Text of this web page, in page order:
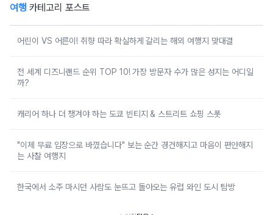
여행 카테고리 포스트
어린이 VS 어른이! 취향 따라 확실하게 갈리는 해외 여행지 맞대결
전 세계 디즈니랜드 순위 TOP 10! 가장 방문자 수가 많은 성지는 어디일
까?
캐리어 하나 더 챙겨야 하는 도쿄 빈티지 & 스트리트 쇼핑 스폿
"이제 무료 입장으로 바꼈습니다" 보는 순간 경건해지고 마음이 편안해지
는 사찰 여행지
한국에서 소주 마시던 사람도 눈뜨고 돌아오는 유럽 와인 도시 탐방